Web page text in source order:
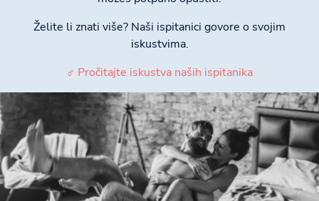
Želite li znati više? Naši ispitanici govore o svojim
iskustvima.
♂ Pročitajte iskustva naših ispitanika